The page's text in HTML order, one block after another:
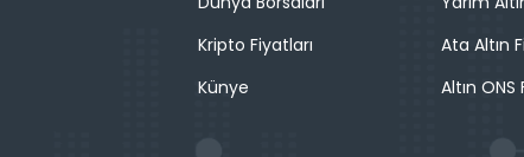
Kripto Fiyatları
Künye
Ata Altın
Altın ONS